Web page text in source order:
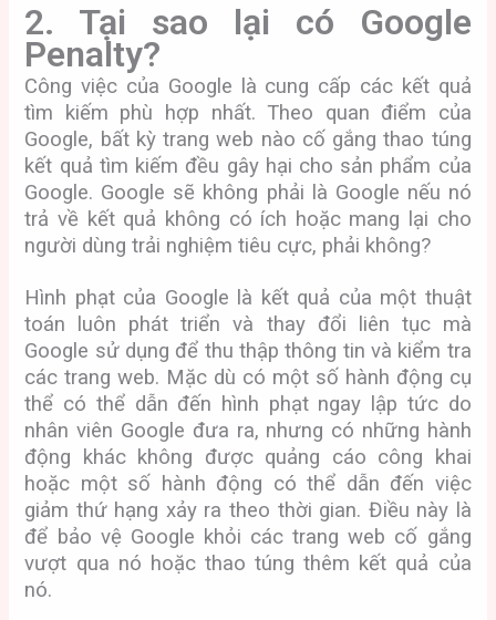
2. Tại sao lại có Google
Penalty?
Công việc của Google là cung cấp các kết quả
tìm kiếm phù hợp nhất. Theo quan điểm của
Google, bất kỳ trang web nào cố gắng thao túng
kết quả tìm kiếm đều gây hại cho sản phẩm của
Google. Google sẽ không phải là Google nếu nó
trả về kết quả không có ích hoặc mang lại cho
người dùng trải nghiệm tiêu cực, phải không?
Hình phạt của Google là kết quả của một thuật
toán luôn phát triển và thay đổi liên tục mà
Google sử dụng để thu thập thông tin và kiểm tra
các trang web. Mặc dù có một số hành động cụ
thể có thể dẫn đến hình phạt ngay lập tức do
nhân viên Google đưa ra, nhưng có những hành
động khác không được quảng cáo công khai
hoặc một số hành động có thể dẫn đến việc
giảm thứ hạng xảy ra theo thời gian. Điều này là
để bảo vệ Google khỏi các trang web cố gắng
vượt qua nó hoặc thao túng thêm kết quả của
nó.